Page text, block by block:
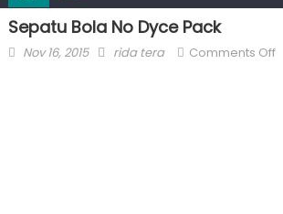
Sepatu Bola No Dyce Pack
Posted
Nov 16, 2015 Author
rida tera Comments Offon